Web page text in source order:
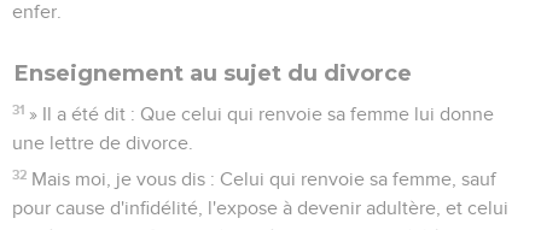
enfer.
Enseignement au sujet du divorce
31 » Il a été dit : Que celui qui renvoie sa femme lui donne
une lettre de divorce.
32 Mais moi, je vous dis : Celui qui renvoie sa femme, sauf
pour cause d'infidélité, l'expose à devenir adultère, et celui